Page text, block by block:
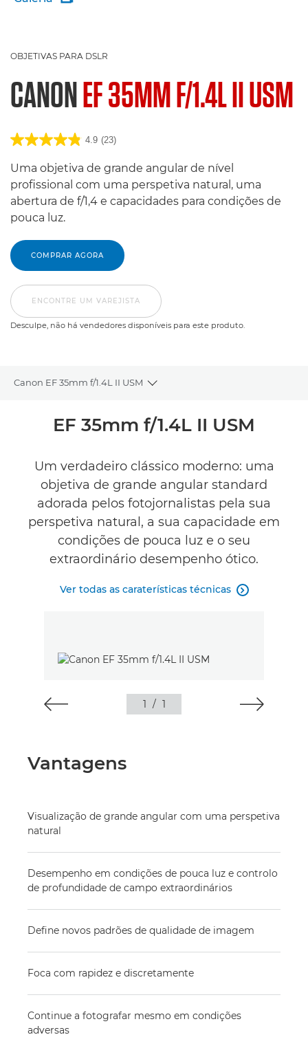
OBJETIVAS PARA DSLR
CANONEF 35MM F/1.4L II USM
4.9 (23)
Uma objetiva de grande angular de nível
profissional com uma perspetiva natural, uma
abertura de f/1,4 e capacidades para condições de
pouca luz.
COMPRAR AGORA
ENCONTRE UM VAREJISTA
Desculpe, não há vendedores disponíveis para este produto.
Canon EF 35mm f/1.4L II USM
Toggle breadcrumbs
Descrição geral
Comentários
ENCONTRE UM VAREJISTA
Desculpe, não há vendedores disponíveis para este produto.
EF 35mm f/1.4L II USM
Um verdadeiro clássico moderno: uma
objetiva de grande angular standard
adorada pelos fotojornalistas pela sua
perspetiva natural, a sua capacidade em
condições de pouca luz e o seu
extraordinário desempenho ótico.
Ver todas as caraterísticas técnicas 
1 / 1
Vantagens
Visualização de grande angular com uma perspetiva
natural
Desempenho em condições de pouca luz e controlo
de profundidade de campo extraordinários
Define novos padrões de qualidade de imagem
Foca com rapidez e discretamente
Continue a fotografar mesmo em condições
adversas